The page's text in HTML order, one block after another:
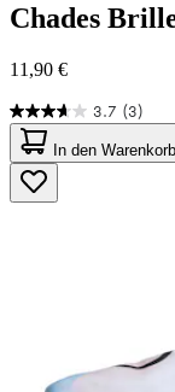
Chades
11,90 €
3.7 (3)
3.7
von
5
Sternen.
3
In den Warenkorb